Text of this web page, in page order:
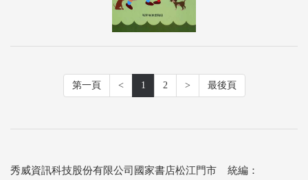
第一頁 < 1 2 > 最後頁
秀威資訊科技股份有限公司國家書店松江門市 統編：